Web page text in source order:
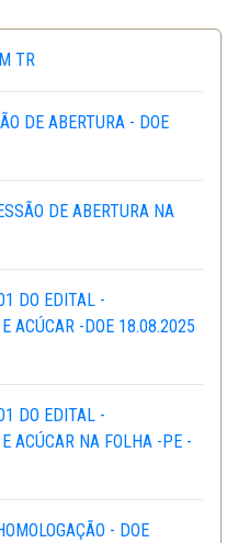
TR
DE ABERTURA - DOE
DE ABERTURA NA
DO EDITAL -
ACÚCAR -DOE 18.08.2025
DO EDITAL -
ACÚCAR NA FOLHA -PE -
- DOE